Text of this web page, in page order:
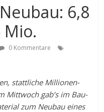
6,8
Mio.
0 Kommentare
stattliche Millionen-
Mittwoch gab’s im Bau-
zum Neubau eines